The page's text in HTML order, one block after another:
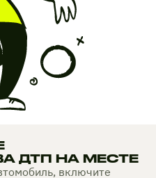
ДТП НА МЕСТЕ
включите